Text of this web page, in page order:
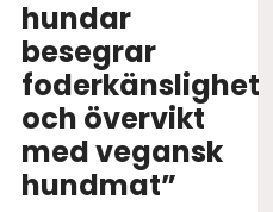
hundar
besegrar
foderkänslighet
och övervikt
med vegansk
hundmat”